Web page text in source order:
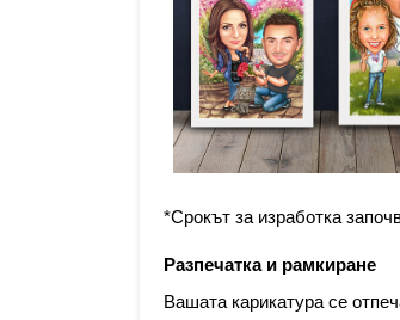
*Срокът за изработка
Разпечатка и рамкиране
Вашата карикатура се